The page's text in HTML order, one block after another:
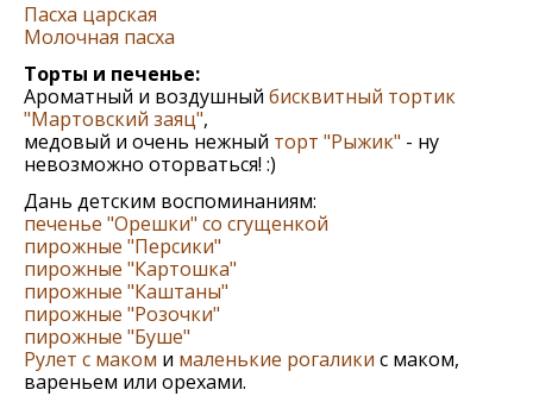
Пасха царская
Молочная пасха
Торты и печенье:
Ароматный и воздушный бисквитный тортик
"Мартовский заяц",
медовый и очень нежный торт "Рыжик" - ну
невозможно оторваться! :)
Дань детским воспоминаниям:
печенье "Орешки" со сгущенкой
пирожные "Персики"
пирожные "Картошка"
пирожные "Каштаны"
пирожные "Розочки"
пирожные "Буше"
Рулет с маком и маленькие рогалики с маком,
вареньем или орехами.